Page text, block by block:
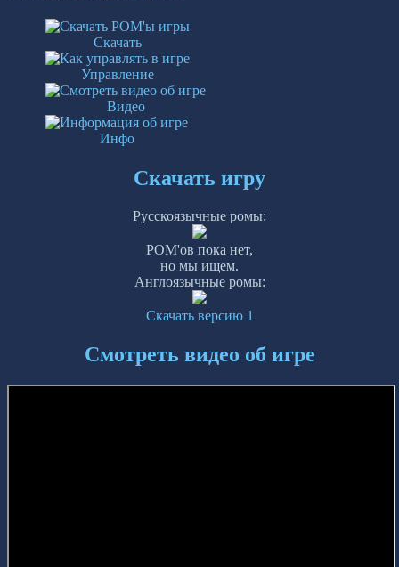
Скачать
Управление
Видео
Инфо
Скачать игру
Русскоязычные ромы:
РОМ'ов пока нет,
но мы ищем.
Англоязычные ромы:
Скачать версию 1
Смотреть видео об игре